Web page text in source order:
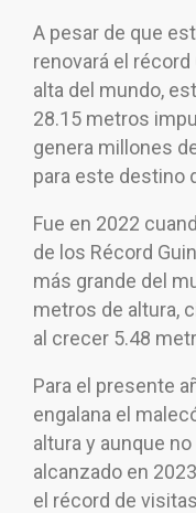
A pesar de que
renovará el
alta del mundo,
28.15 metros
genera millones
para este destino
Fue en 2022
de los Récord
más grande del
metros de altura,
al crecer 5.48
Para el presente
engalana el
altura y aunque
alcanzado en
el récord de